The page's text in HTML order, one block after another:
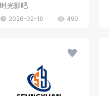
时光影吧
2026-02-10 490